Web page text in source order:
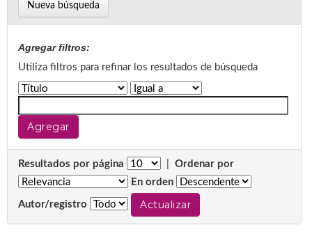
Nueva búsqueda
Agregar filtros:
Utiliza filtros para refinar los resultados de búsqueda
Resultados por página
Ordenar por
En orden
Autor/registro